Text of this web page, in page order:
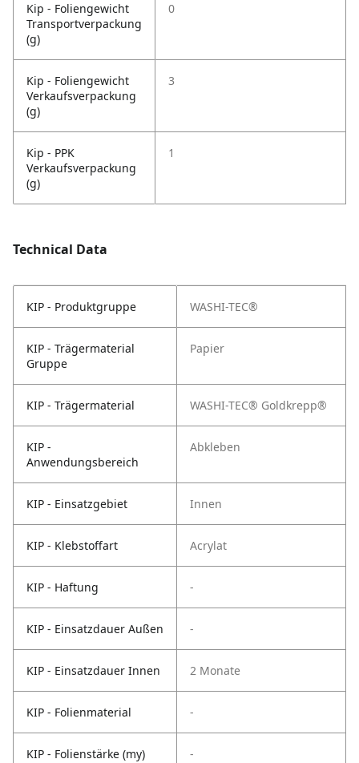
Kip - Foliengewicht
Transportverpackung
(g)
0
Kip - Foliengewicht
Verkaufsverpackung
(g)
3
Kip - PPK
Verkaufsverpackung
(g)
1
Technical Data
KIP - Produktgruppe WASHI-TEC®
KIP - Trägermaterial
Gruppe
Papier
KIP - Trägermaterial WASHI-TEC® Goldkrepp®
KIP -
Anwendungsbereich
Abkleben
KIP - Einsatzgebiet Innen
KIP - Klebstoffart Acrylat
KIP - Haftung -
KIP - Einsatzdauer Außen -
KIP - Einsatzdauer Innen 2 Monate
KIP - Folienmaterial -
KIP - Folienstärke (my) -